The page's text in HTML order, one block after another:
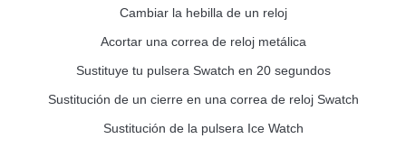
Cambiar la hebilla de un reloj
Acortar una correa de reloj metálica
Sustituye tu pulsera Swatch en 20 segundos
Sustitución de un cierre en una correa de reloj Swatch
Sustitución de la pulsera Ice Watch